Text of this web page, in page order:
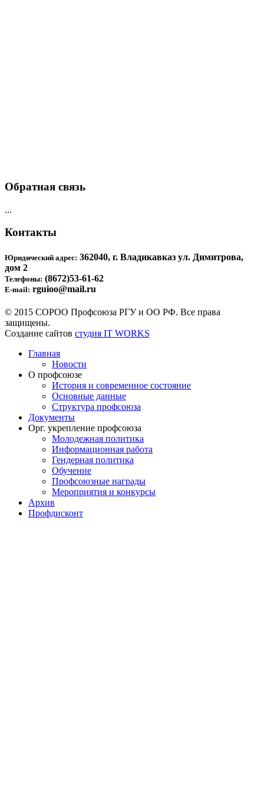
Обратная связь
...
Контакты
Юридический адрес: 362040, г. Владикавказ ул. Димитрова,
дом 2
Телефоны: (8672)53-61-62
E-mail: rguioo@mail.ru
© 2015 СОРОО Профсоюза РГУ и ОО РФ. Все права
защищены.
Создание сайтов студия IT WORKS
Главная
Новости
О профсоюзе
История и современное состояние
Основные данные
Структура профсоюза
Документы
Орг. укрепление профсоюза
Молодежная политика
Информационная работа
Гендерная политика
Обучение
Профсоюзные награды
Мероприятия и конкурсы
Архив
Профдисконт